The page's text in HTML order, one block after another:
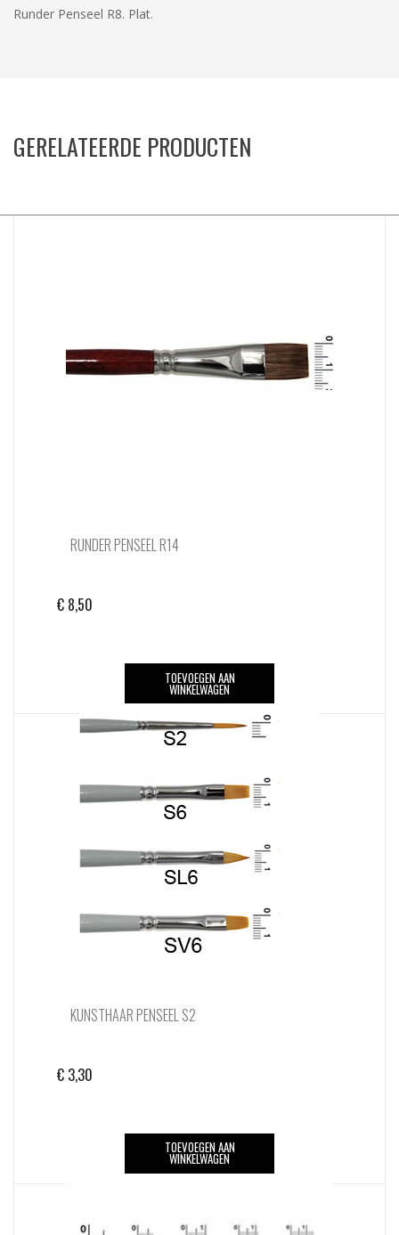
Runder Penseel R8. Plat.
GERELATEERDE PRODUCTEN
RUNDER PENSEEL R14
€ 8,50
TOEVOEGEN AAN
WINKELWAGEN
KUNSTHAAR PENSEEL S2
€ 3,30
TOEVOEGEN AAN
WINKELWAGEN